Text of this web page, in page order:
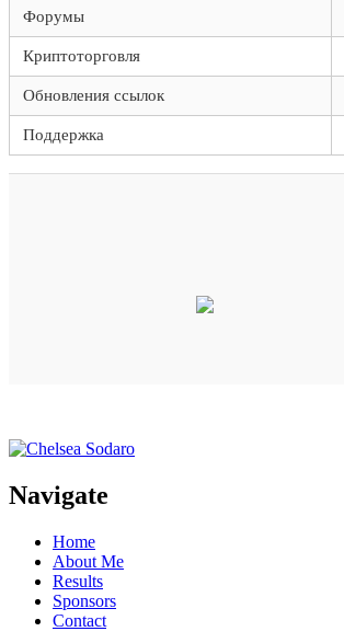
Форумы
Криптоторговля
Обновления ссылок
Поддержка
Navigate
Home
About Me
Results
Sponsors
Contact